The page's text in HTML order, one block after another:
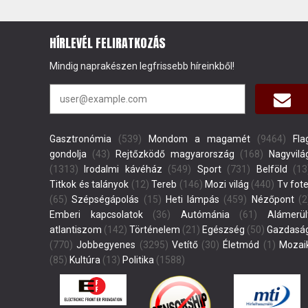
HÍRLEVÉL FELIRATKOZÁS
Mindig naprakészen legfrissebb híreinkből!
Gasztronómia (539) Mondom a magamét (9464)
gondolja (43) Rejtőzködő magyarország (168)
(1313) Irodalmi kávéház (549) Sport(731) Belföld
Titkok és talányok (12) Tereb (146) Mozi világ (440) Tv
(65) Szépségápolás (15) Heti lámpás (459) Nézőpont
Emberi kapcsolatok(36) Autómánia (61)
atlantiszom (142) Történelem (21) Egészség (50)
(770) Jobbegyenes (3295) Vetítő(30) Életmód (1)
(85) Kultúra (13) Politika (1588)